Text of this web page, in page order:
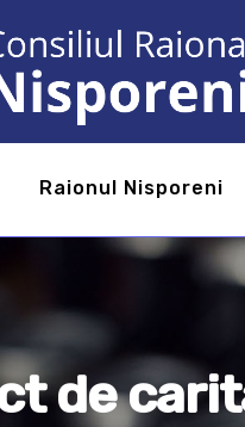
Raionul Nisporeni
de